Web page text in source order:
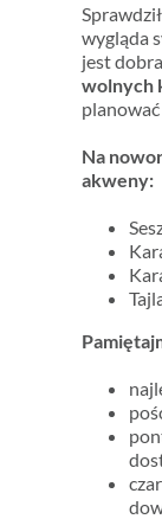
wygląda
jest
wolnych
Na
akweny: